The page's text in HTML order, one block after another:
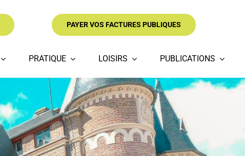
PAYER VOS FACTURES PUBLIQUES
PRATIQUE LOISIRS PUBLICATIONS